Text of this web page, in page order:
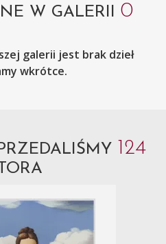
W GALERII 0
galerii jest brak dzieł
wkrótce.
124